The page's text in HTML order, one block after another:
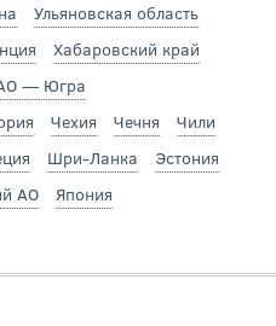
Ульяновская область
Хабаровский край
— Югра
Чехия Чечня
Чили
Шри-Ланка
Эстония
АО
Япония